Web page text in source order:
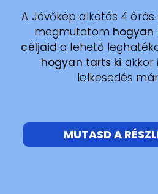
A Jövőkép alkotás 4 órás
megmutatom hogyan
céljaid a lehető
hogyan tarts ki akkor
lelkesedés
MUTASD A